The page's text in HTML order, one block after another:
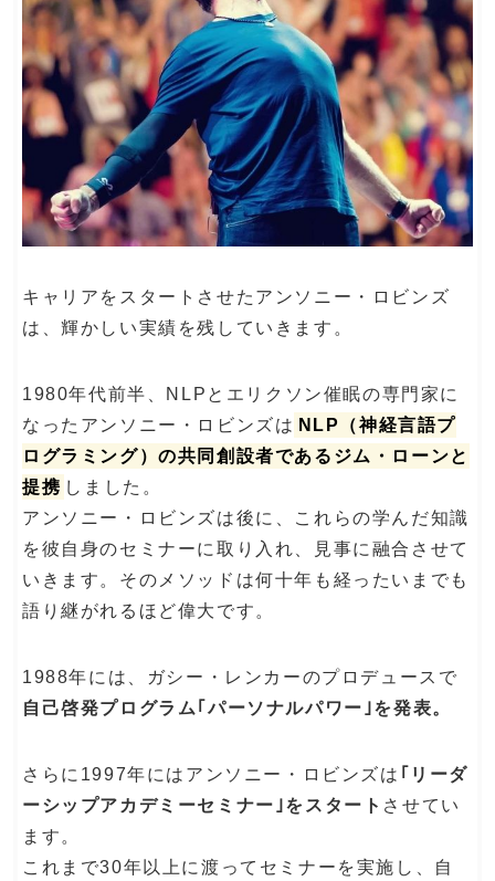
キャリアをスタートさせたアンソニー・ロビンズ
は、輝かしい実績を残していきます。
1980年代前半、NLPとエリクソン催眠の専門家に
なったアンソニー・ロビンズは NLP（神経言語プ
ログラミング）の共同創設者であるジム・ローンと
提携 しました。
アンソニー・ロビンズは後に、これらの学んだ知識
を彼自身のセミナーに取り入れ、見事に融合させて
いきます。そのメソッドは何十年も経ったいまでも
語り継がれるほど偉大です。
1988年には、ガシー・レンカーのプロデュースで
自己啓発プログラム｢パーソナルパワー｣を発表。
さらに1997年にはアンソニー・ロビンズは ｢リーダ
ーシップアカデミーセミナー｣をスタート させてい
ます。
これまで30年以上に渡ってセミナーを実施し、自